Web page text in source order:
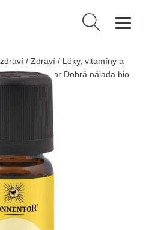
Vyhledávání
/ Zdraví / Léky, vitamíny a
/Sonnentor Dobrá nálada bio